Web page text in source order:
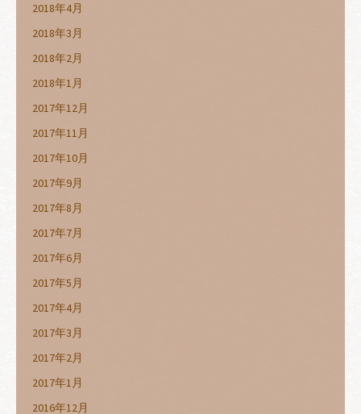
2018年4月
2018年3月
2018年2月
2018年1月
2017年12月
2017年11月
2017年10月
2017年9月
2017年8月
2017年7月
2017年6月
2017年5月
2017年4月
2017年3月
2017年2月
2017年1月
2016年12月